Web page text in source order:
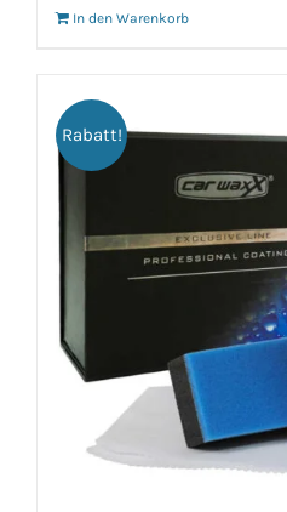
In den Warenkorb
Rabatt!